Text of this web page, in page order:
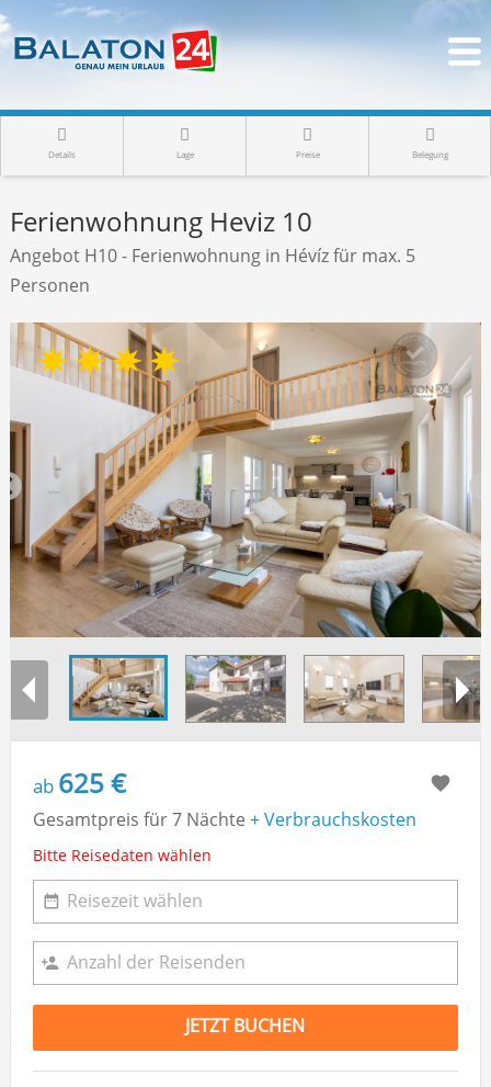
Details Lage Preise Belegung
Ferienwohnung Heviz 10
Angebot H10 - Ferienwohnung in Hévíz für max. 5
Personen
ab 625 €
Gesamtpreis für 7 Nächte + Verbrauchskosten
Bitte Reisedaten wählen
JETZT BUCHEN